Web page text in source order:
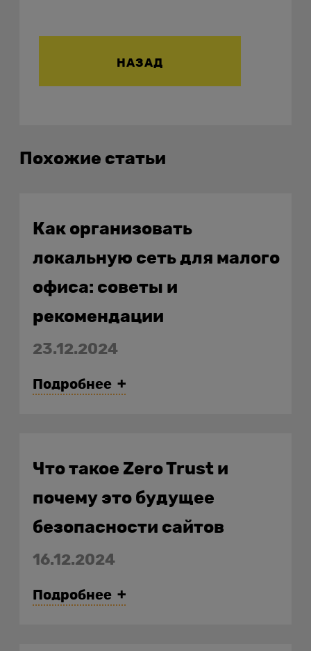
НАЗАД
Похожие статьи
Как организовать
локальную сеть для малого
офиса: советы и
рекомендации
23.12.2024
Подробнее
Что такое Zero Trust и
почему это будущее
безопасности сайтов
16.12.2024
Подробнее